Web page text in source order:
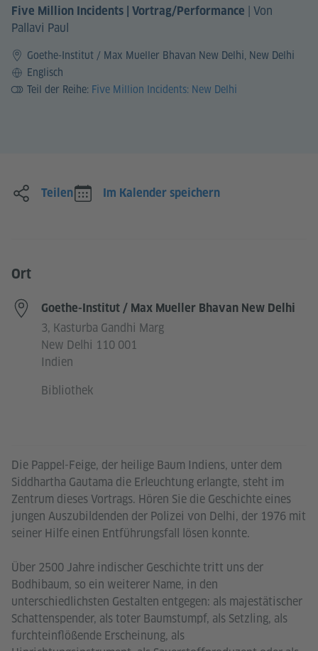
Five Million Incidents | Vortrag/Performance | Von
Pallavi Paul
Goethe-Institut / Max Mueller Bhavan New Delhi, New Delhi
SpracheEnglisch
Teil der Reihe: Five Million Incidents: New Delhi
Die Pappel-Feige, der heilige Baum Indiens, unter dem
Siddhartha Gautama die Erleuchtung erlangte, steht im
Zentrum dieses Vortrags. Hören Sie die Geschichte eines
jungen Auszubildenden der Polizei von Delhi, der 1976 mit
seiner Hilfe einen Entführungsfall lösen konnte.
Über 2500 Jahre indischer Geschichte tritt uns der
Bodhibaum, so ein weiterer Name, in den
unterschiedlichsten Gestalten entgegen: als majestätischer
Schattenspender, als toter Baumstumpf, als Setzling, als
furchteinflößende Erscheinung, als
Teilen Im Kalender speichern
Ort
Goethe-Institut / Max Mueller Bhavan New Delhi
3, Kasturba Gandhi Marg
New Delhi 110 001
Indien
Bibliothek